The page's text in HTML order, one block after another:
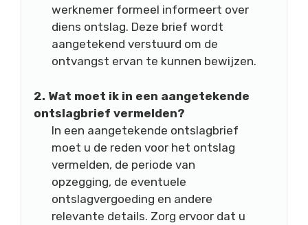
werknemer formeel informeert over
diens ontslag. Deze brief wordt
aangetekend verstuurd om de
ontvangst ervan te kunnen bewijzen.
2. Wat moet ik in een aangetekende
ontslagbrief vermelden?
In een aangetekende ontslagbrief
moet u de reden voor het ontslag
vermelden, de periode van
opzegging, de eventuele
ontslagvergoeding en andere
relevante details. Zorg ervoor dat u